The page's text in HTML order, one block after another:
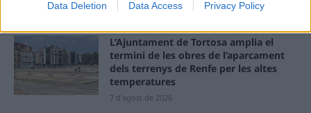
Data Deletion Data Access Privacy Policy
ÚLTIMES NOTÍCIES
L’Ajuntament de Tortosa amplia el
termini de les obres de l’aparcament
dels terrenys de Renfe per les altes
temperatures
7 d'agost de 2026